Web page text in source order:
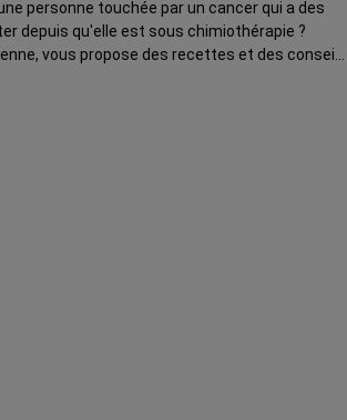
personne touchée par un cancer qui a des
depuis qu'elle est sous chimiothérapie ?
vous propose des recettes et des conseils